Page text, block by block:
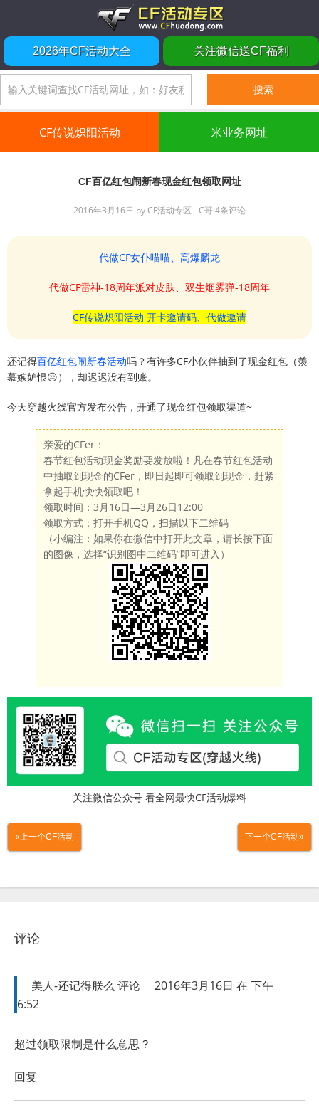
2026年CF活动大全 关注微信送CF福利
CF传说炽阳活动 米业务网址
CF百亿红包闹新春现金红包领取网址
2016年3月16日 byCF活动专区 - C哥4条评论
代做CF女仆喵喵、高爆麟龙
代做CF雷神-18周年派对皮肤、双生烟雾弹-18周年
CF传说炽阳活动 开卡邀请码、代做邀请
还记得百亿红包闹新春活动吗？有许多CF小伙伴抽到了现金红包（羡
慕嫉妒恨😒），却迟迟没有到账。
今天穿越火线官方发布公告，开通了现金红包领取渠道~
亲爱的CFer：
春节红包活动现金奖励要发放啦！凡在春节红包活动
中抽取到现金的CFer，即日起即可领取到现金，赶紧
拿起手机快快领取吧！
领取时间：3月16日—3月26日12:00
领取方式：打开手机QQ，扫描以下二维码
（小编注：如果你在微信中打开此文章，请长按下面
的图像，选择“识别图中二维码”即可进入）
关注微信公众号 看全网最快CF活动爆料
«上一个CF活动 下一个CF活动»
评论
美人-还记得朕么 评论
2016年3月16日 在 下午
6:52
超过领取限制是什么意思？
回复